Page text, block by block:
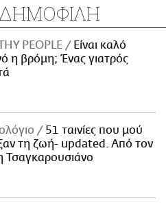
ΔΗΜΟΦΙΛΗ
PEOPLE
Είναι καλό
η βρόμη; Ένας γιατρός
51 ταινίες που μού
τη ζωή- updated. Aπό τον
Τσαγκαρουσιάνο